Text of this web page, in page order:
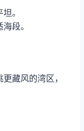
。
段。
藏风的湾区，